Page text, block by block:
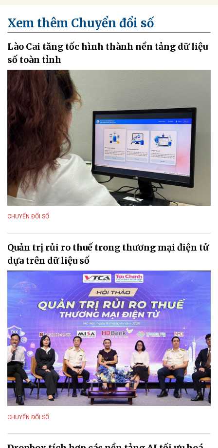
Xem thêm Chuyển đổi số
Lào Cai tăng tốc hình thành nền tảng dữ liệu
số toàn tỉnh
CHUYỂN ĐỔI SỐ
Quản trị rủi ro thuế trong thương mại điện tử
dựa trên dữ liệu số
CHUYỂN ĐỔI SỐ